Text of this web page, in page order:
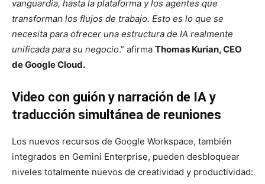
vanguardia, hasta la plataforma y los agentes que
transforman los flujos de trabajo. Esto es lo que se
necesita para ofrecer una estructura de IA realmente
unificada para su negocio.” afirma Thomas Kurian, CEO
de Google Cloud.
Video con guión y narración de IA y
traducción simultánea de reuniones
Los nuevos recursos de Google Workspace, también
integrados en Gemini Enterprise, pueden desbloquear
niveles totalmente nuevos de creatividad y productividad: